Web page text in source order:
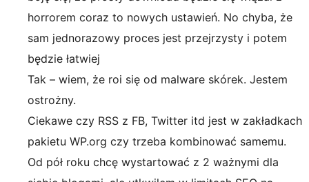
horrorem coraz to nowych ustawień. No chyba, że
sam jednorazowy proces jest przejrzysty i potem
będzie łatwiej
Tak – wiem, że roi się od malware skórek. Jestem
ostrożny.
Ciekawe czy RSS z FB, Twitter itd jest w zakładkach
pakietu WP.org czy trzeba kombinować samemu.
Od pół roku chcę wystartować z 2 ważnymi dla